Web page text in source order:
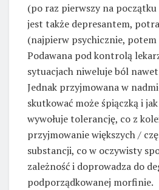
(po raz pierwszy na
jest także depresantem,
(najpierw psychicznie, potem
Podawana pod kontrolą
sytuacjach niweluje ból
Jednak przyjmowana w
skutkować może śpiączką i
wywołuje tolerancję, co z
przyjmowanie większych /
substancji, co w oczywisty
zależność i doprowadza do
podporządkowanej morfinie.